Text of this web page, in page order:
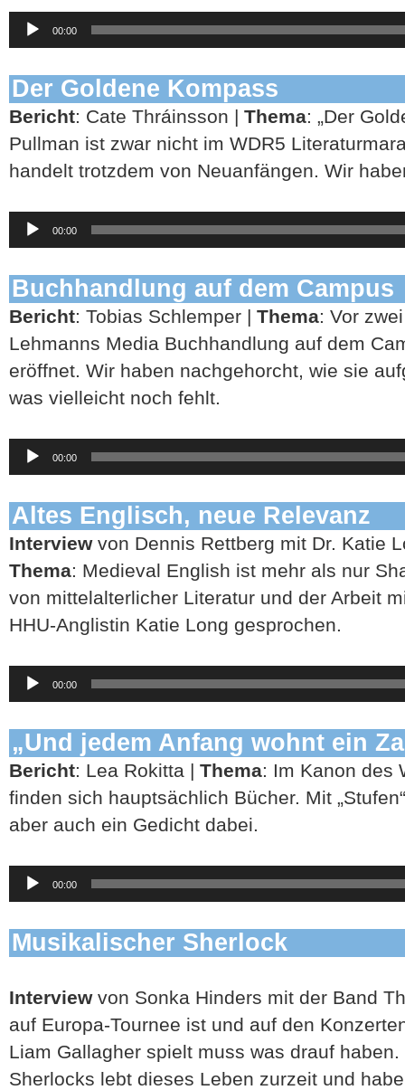
Audio-
Player
00:00
Der Goldene Kompass
Bericht: Cate Thráinsson | Thema: „Der
Pullman ist zwar nicht im WDR5
handelt trotzdem von Neuanfängen. Wir
Audio-
Player
00:00
Buchhandlung auf dem Campus
Bericht: Tobias Schlemper | Thema: Vor
Lehmanns Media Buchhandlung auf dem
eröffnet. Wir haben nachgehorcht, wie sie
was vielleicht noch fehlt.
Audio-
Player
00:00
Altes Englisch, neue Relevanz
Interviewvon Dennis Rettberg mit Dr. Katie
Thema: Medieval English ist mehr als nur
von mittelalterlicher Literatur und der Arbeit
HHU-Anglistin Katie Long gesprochen.
Audio-
Player
00:00
„Und jedem Anfang wohnt ein
Bericht: Lea Rokitta | Thema: Im Kanon des
finden sich hauptsächlich Bücher. Mit
aber auch ein Gedicht dabei.
Audio-
Player
00:00
Musikalischer Sherlock
Interviewvon Sonka Hinders mit der Band
auf Europa-Tournee ist und auf den
Liam Gallagher spielt muss was drauf
Sherlocks lebt dieses Leben zurzeit und